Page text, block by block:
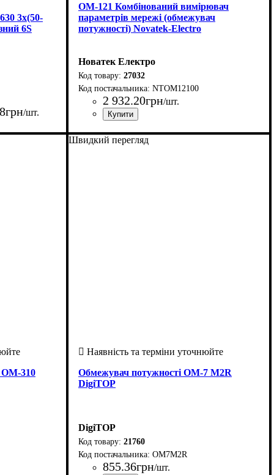
3х(50-
6S
грн/шт.
А: 16
ОМ-121 Комбінований вимірювач
параметрів мережі (обмежувач
потужності) Novatek-Electro
Новатек Електро
27032
NTOM12100
2 932.20грн/шт.
ОМ-310
Швидкий перегляд
Обмежувач потужності ОМ-7 M2R
DigiTOP
DigiTOP
21760
ОМ7M2R
855.36грн/шт.